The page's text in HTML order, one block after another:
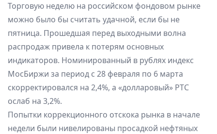
Торговую неделю на российском фондовом рынке
можно было бы считать удачной, если бы не
пятница. Прошедшая перед выходными волна
распродаж привела к потерям основных
индикаторов. Номинированный в рублях индекс
МосБиржи за период с 28 февраля по 6 марта
скорректировался на 2,4%, а «долларовый» РТС
ослаб на 3,2%.
Попытки коррекционного отскока рынка в начале
недели были нивелированы просадкой нефтяных